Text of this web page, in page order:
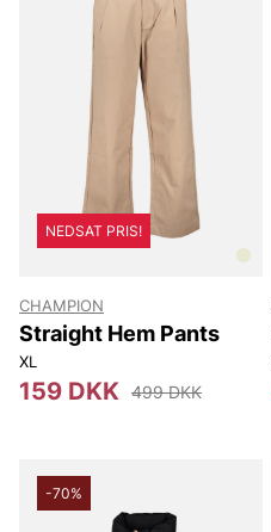
NEDSAT PRIS!
CHAMPION
Straight Hem Pants
XL
159 DKK 499 DKK
-70%